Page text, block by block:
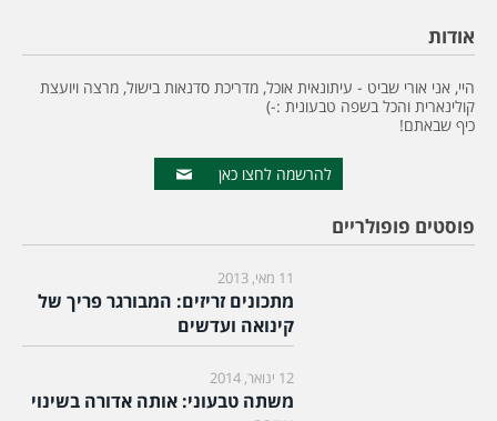
אודות
היי, אני אורי שביט - עיתונאית אוכל, מדריכת סדנאות בישול, מרצה ויועצת
קולינארית והכל בשפה טבעונית :-)
כיף שבאתם!
להרשמה לחצו כאן
פוסטים פופולריים
11 מאי, 2013
מתכונים זריזים: המבורגר פריך של
קינואה ועדשים
12 ינואר, 2014
משתה טבעוני: אותה אדורה בשינוי